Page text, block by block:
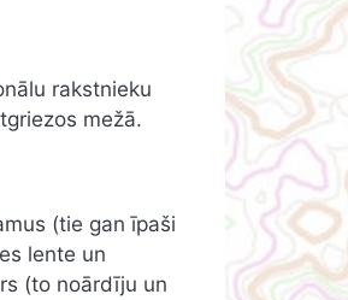
rakstnieku
mežā.
(tie gan īpaši
lente un
(to noārdīju un